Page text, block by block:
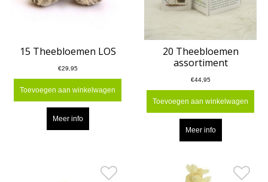
15 Theebloemen LOS
€29,95
Toevoegen aan winkelwagen
Meer info
20 Theebloemen
assortiment
€44,95
Toevoegen aan winkelwagen
Meer info